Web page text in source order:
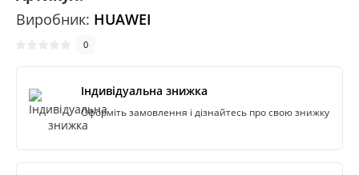
Виробник: HUAWEI
0
Індивідуальна знижка
Оформіть замовлення і дізнайтесь про свою знижку